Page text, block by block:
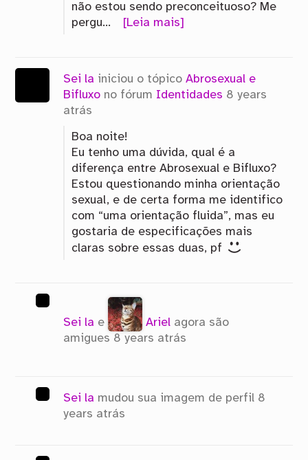
não estou sendo preconceituoso? Me
pergu…
[Leia mais]
Sei la iniciou o tópicoAbrosexual e
Bifluxo no fórum Identidades 8 years
atrás
Boa noite!
Eu tenho uma dúvida, qual é a
diferença entre Abrosexual e Bifluxo?
Estou questionando minha orientação
sexual, e de certa forma me identifico
com “uma orientação fluida”, mas eu
gostaria de especificações mais
claras sobre essas duas, pf
Sei la e Ariel agora são
amigues 8 years atrás
Sei la mudou sua imagem de perfil 8
years atrás